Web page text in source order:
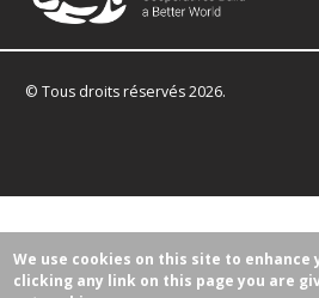
© Tous droits réservés 2026.
We use cookies on this site to enhance
clicking any link on this page you are